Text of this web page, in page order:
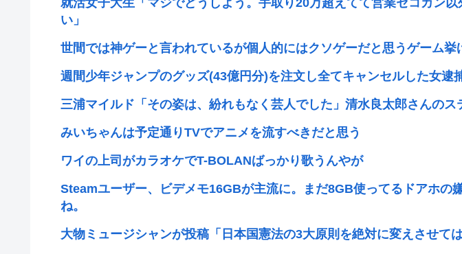
就活女子大生「マジでどうしよう。手取り20万超えてて営業セコカン
い」
世間では神ゲーと言われているが個人的にはクソゲーだと思うゲーム挙
週間少年ジャンプのグッズ(43億円分)を注文し全てキャンセルした女逮
三浦マイルド「その姿は、紛れもなく芸人でした」清水良太郎さんのス
みいちゃんは予定通りTVでアニメを流すべきだと思う
ワイの上司がカラオケでT-BOLANばっかり歌うんやが
Steamユーザー、ビデメモ16GBが主流に。まだ8GB使ってるドアホの
ね。
大物ミュージシャンが投稿「日本国憲法の3大原則を絶対に変えさせては